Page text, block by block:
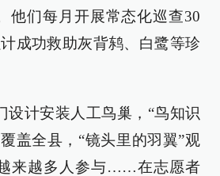
他们每月开展常态化巡查30
成功救助灰背鸫、白鹭等珍
设计安装人工鸟巢，“鸟知识
盖全县，“镜头里的羽翼”观
来越多人参与……在志愿者